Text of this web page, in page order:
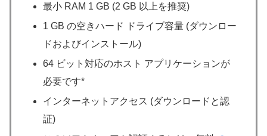
最小 RAM 1 GB (2 GB 以上を推奨)
1 GB の空きハード ドライブ容量 (ダウンロー
ドおよびインストール)
64 ビット対応のホスト アプリケーションが
必要です*
インターネットアクセス (ダウンロードと認
証)